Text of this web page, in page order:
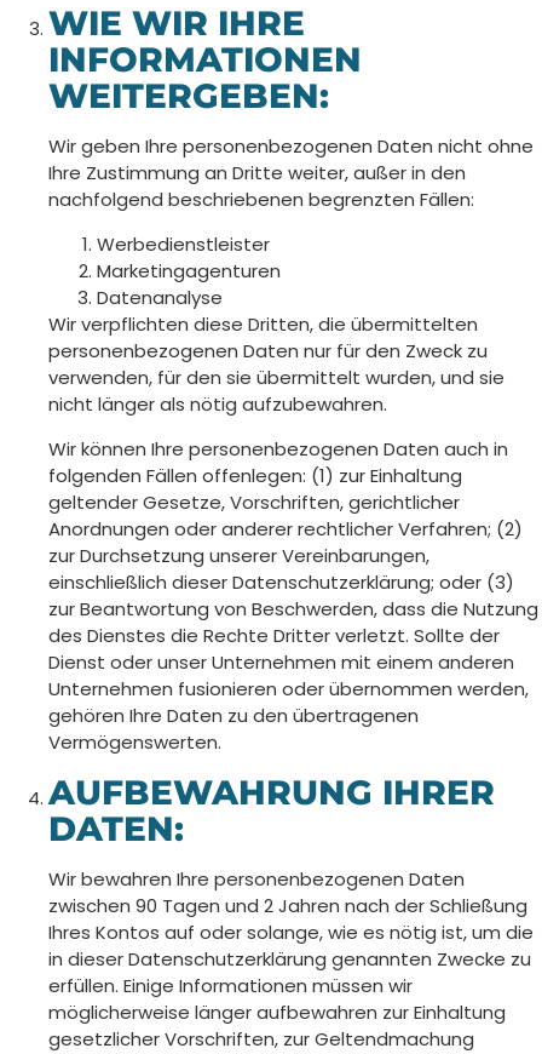
WIE WIR IHRE
INFORMATIONEN
WEITERGEBEN:
Wir geben Ihre personenbezogenen Daten nicht ohne
Ihre Zustimmung an Dritte weiter, außer in den
nachfolgend beschriebenen begrenzten Fällen:
Werbedienstleister
Marketingagenturen
Datenanalyse
Wir verpflichten diese Dritten, die übermittelten
personenbezogenen Daten nur für den Zweck zu
verwenden, für den sie übermittelt wurden, und sie
nicht länger als nötig aufzubewahren.
Wir können Ihre personenbezogenen Daten auch in
folgenden Fällen offenlegen: (1) zur Einhaltung
geltender Gesetze, Vorschriften, gerichtlicher
Anordnungen oder anderer rechtlicher Verfahren; (2)
zur Durchsetzung unserer Vereinbarungen,
einschließlich dieser Datenschutzerklärung; oder (3)
zur Beantwortung von Beschwerden, dass die Nutzung
des Dienstes die Rechte Dritter verletzt. Sollte der
Dienst oder unser Unternehmen mit einem anderen
Unternehmen fusionieren oder übernommen werden,
gehören Ihre Daten zu den übertragenen
Vermögenswerten.
AUFBEWAHRUNG IHRER
DATEN:
Wir bewahren Ihre personenbezogenen Daten
zwischen 90 Tagen und 2 Jahren nach der Schließung
Ihres Kontos auf oder solange, wie es nötig ist, um die
in dieser Datenschutzerklärung genannten Zwecke zu
erfüllen. Einige Informationen müssen wir
möglicherweise länger aufbewahren zur Einhaltung
gesetzlicher Vorschriften, zur Geltendmachung